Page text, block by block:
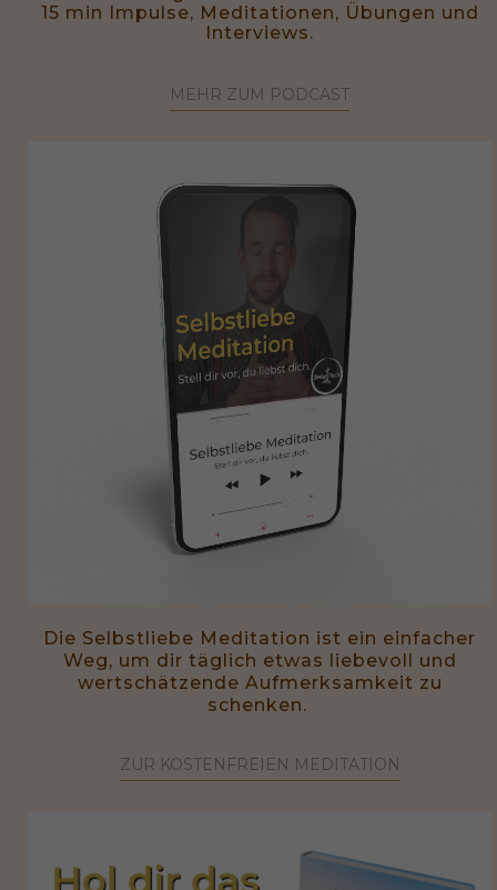
15 min Impulse, Meditationen, Übungen und
Interviews.
MEHR ZUM PODCAST
Die Selbstliebe Meditation ist ein einfacher
Weg, um dir täglich etwas liebevoll und
wertschätzende Aufmerksamkeit zu
schenken.
ZUR KOSTENFREIEN MEDITATION